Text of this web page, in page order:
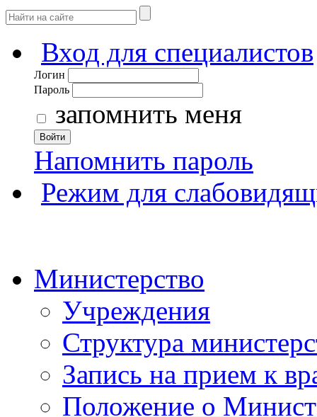
Вход для специалистов
Логин
Пароль
запомнить меня
Войти
Напомнить пароль
Режим для
Министерство
Учреждения
Структура
Запись на прием к
Положение о